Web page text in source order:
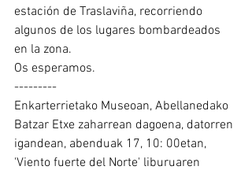
estación de Traslaviña, recorriendo
algunos de los lugares bombardeados
en la zona.
Os esperamos.
---------
Enkarterrietako Museoan, Abellanedako
Batzar Etxe zaharrean dagoena, datorren
igandean, abenduak 17, 10: 00etan,
'Viento fuerte del Norte' liburuaren